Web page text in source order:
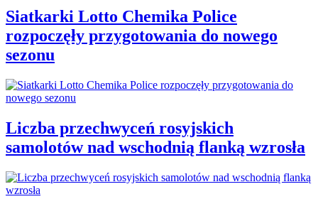
Siatkarki Lotto Chemika Police
rozpoczęły przygotowania do nowego
sezonu
Liczba przechwyceń rosyjskich
samolotów nad wschodnią flanką wzrosła